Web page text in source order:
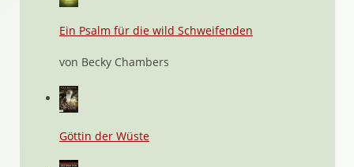
Ein Psalm für die wild Schweifenden
von Becky Chambers
Göttin der Wüste